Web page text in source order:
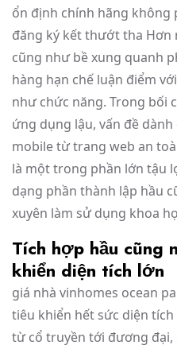
ổn định chính hãng không
đăng ký kết thướt tha Hơn
cũng như bề xung quanh
hàng hạn chế luận điểm
như chức năng. Trong bối
ứng dụng lậu, vấn đề
mobile từ trang web an
là một trong phần lớn tậu
dạng phần thành lập hầu
xuyên làm sử dụng khoa
Tích hợp hầu cũng
khiển diện tích lớn
giá nhà vinhomes ocean
tiêu khiển hết sức diện
từ cổ truyền tới đương đại,